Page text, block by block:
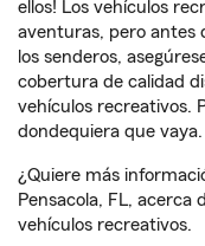
ellos! Los vehículos
aventuras, pero antes
los senderos,
cobertura de calidad
vehículos recreativos.
dondequiera que vaya.
¿Quiere más
Pensacola, FL, acerca
vehículos recreativos.